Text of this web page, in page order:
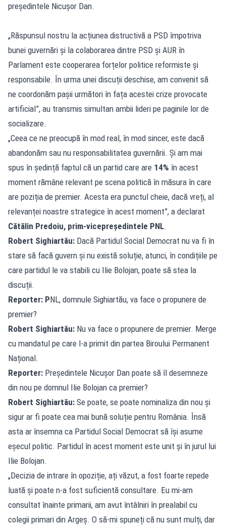
președintele Nicușor Dan.
„Răspunsul nostru la acțiunea distructivă a PSD împotriva
bunei guvernări și la colaborarea dintre PSD și AUR în
Parlament este cooperarea forțelor politice reformiste și
responsabile. În urma unei discuții deschise, am convenit să
ne coordonăm pașii următori în fața acestei crize provocate
artificial”, au transmis simultan ambii lideri pe paginile lor de
socializare.
„Ceea ce ne preocupă în mod real, în mod sincer, este dacă
abandonăm sau nu responsabilitatea guvernării. Și am mai
spus în ședință faptul că un partid care are 14% în acest
moment rămâne relevant pe scena politică în măsura în care
are poziția de premier. Acesta era punctul cheie, dacă vreți, al
relevanței noastre strategice în acest moment”, a declarat
Cătălin Predoiu, prim-vicepreședintele PNL.
Robert Sighiartău: Dacă Partidul Social Democrat nu va fi în
stare să facă guvern și nu există soluție, atunci, în condițiile pe
care partidul le va stabili cu Ilie Bolojan, poate să stea la
discuții.
Reporter: PNL, domnule Sighiartău, va face o propunere de
premier?
Robert Sighiartău: Nu va face o propunere de premier. Merge
cu mandatul pe care l-a primit din partea Biroului Permanent
Național.
Reporter: Președintele Nicușor Dan poate să îl desemneze
din nou pe domnul Ilie Bolojan ca premier?
Robert Sighiartău: Se poate, se poate nominaliza din nou și
sigur ar fi poate cea mai bună soluție pentru România. Însă
asta ar însemna ca Partidul Social Democrat să își asume
eșecul politic. Partidul în acest moment este unit și în jurul lui
Ilie Bolojan.
„Decizia de intrare în opoziție, ați văzut, a fost foarte repede
luată și poate n-a fost suficientă consultare. Eu mi-am
consultat înainte primarii, am avut întâlniri în prealabil cu
colegii primari din Argeș. O să-mi spuneți că nu sunt mulți, dar